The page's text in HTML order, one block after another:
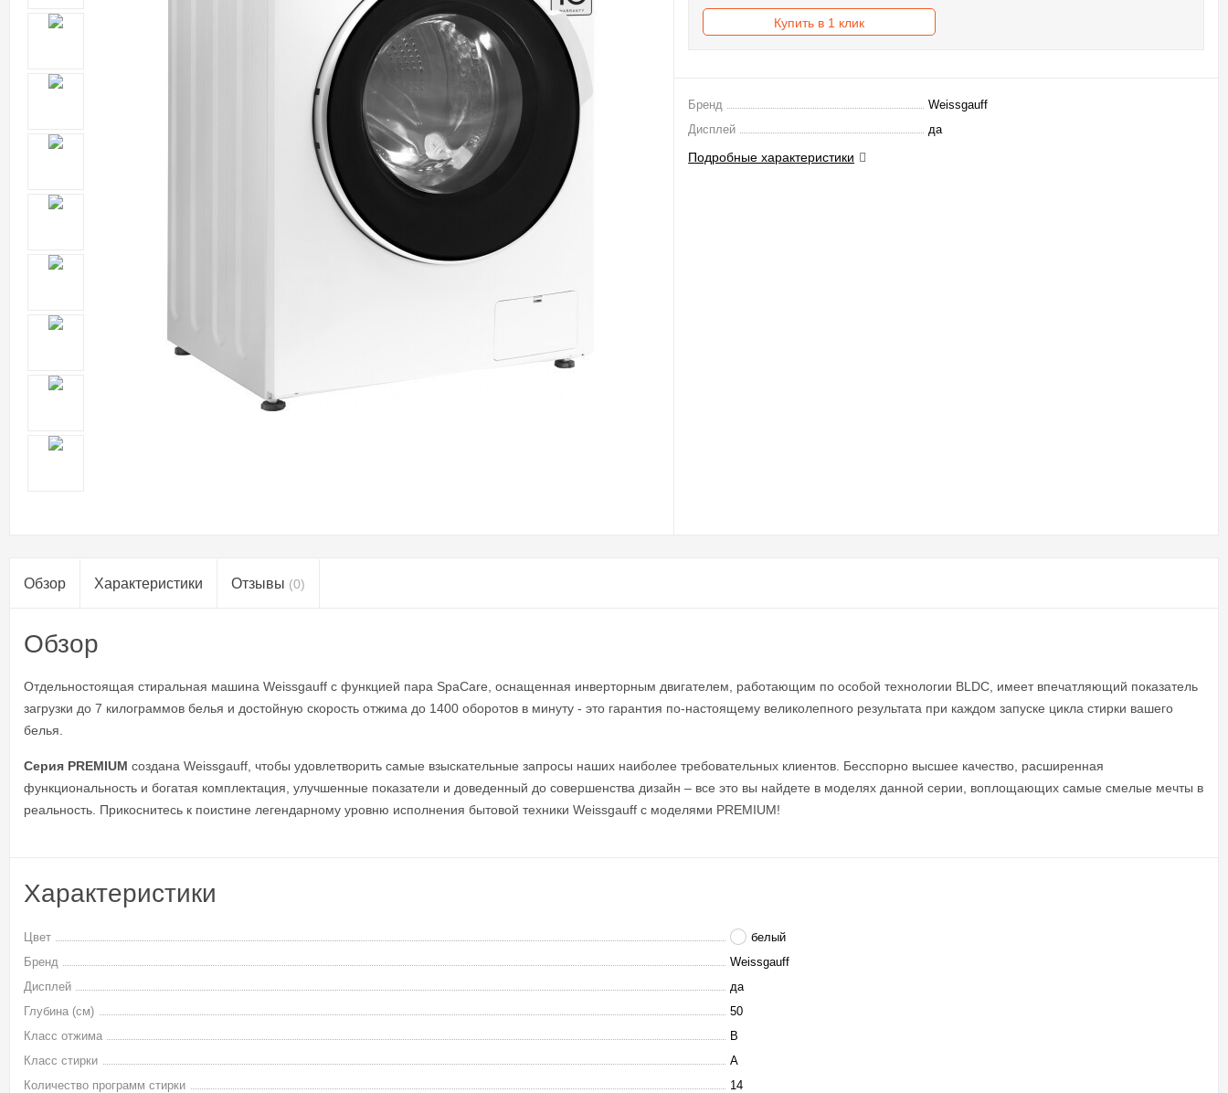
Купить в 1 клик
Бренд
Weissgauff
Дисплей
да
Подробные характеристики
Обзор Характеристики Отзывы (0)
Обзор
Отдельностоящая стиральная машина Weissgauff с функцией пара SpaCare, оснащенная инверторным двигателем, работающим по особой технологии BLDC, имеет впечатляющий показатель
загрузки до 7 килограммов белья и достойную скорость отжима до 1400 оборотов в минуту - это гарантия по-настоящему великолепного результата при каждом запуске цикла стирки вашего
белья.
Серия PREMIUM создана Weissgauff, чтобы удовлетворить самые взыскательные запросы наших наиболее требовательных клиентов. Бесспорно высшее качество, расширенная
функциональность и богатая комплектация, улучшенные показатели и доведенный до совершенства дизайн – все это вы найдете в моделях данной серии, воплощающих самые смелые мечты в
реальность. Прикоснитесь к поистине легендарному уровню исполнения бытовой техники Weissgauff с моделями PREMIUM!
Характеристики
Цвет
белый
Бренд
Weissgauff
Дисплей
да
Глубина (см)
50
Класс отжима
B
Класс стирки
A
Количество программ стирки
14